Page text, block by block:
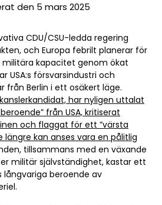
den 5 mars 2025
CDU/CSU-ledda regering
och Europa febrilt planerar för
kapacitet genom ökat
USA:s försvarsindustri och
från Berlin i ett osäkert läge.
kanslerkandidat, har nyligen uttalat
från USA, kritiserat
och flaggat för ett ”värsta
längre kan anses vara en pålitlig
tillsammans med en växande
militär självständighet, kastar ett
långvariga beroende av